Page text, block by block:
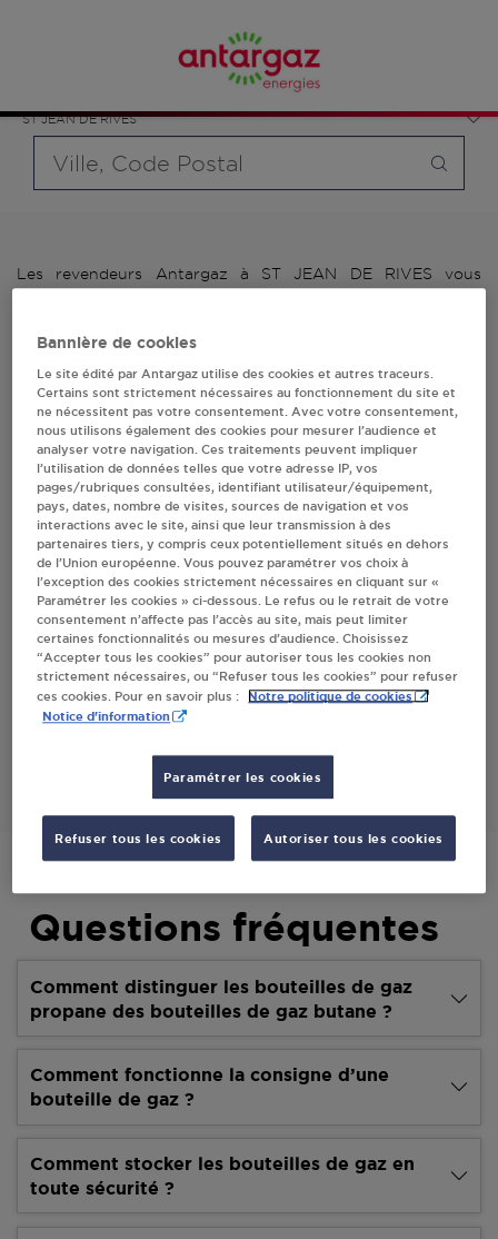
ST JEAN DE RIVES
bouteille souhaité et le type de point de vente (revendeur /
distributeur automatique de bouteilles de gaz ou station GPL
carburant)
Les revendeurs Antargaz à ST JEAN DE RIVES vous
des revendeurs Antargaz à ST JEAN DE RIVES, l'adresse, le
de bouteilles de gaz.
1 revendeur(s) Antargaz
à ST JEAN DE RIVES
Villes
MILHAVET THIERRY ERIC FRANCK ST JEAN
DE RIVES
1155 CHEMIN LES PONTIERS
81500ST JEAN DE RIVES
Questions fréquentes
Comment distinguer les bouteilles de gaz
propane des bouteilles de gaz butane ?
Comment fonctionne la consigne d’une
bouteille de gaz ?
Comment stocker les bouteilles de gaz en
toute sécurité ?
Bannière de cookies
Le site édité par Antargaz utilise des cookies et autres traceurs.
Certains sont strictement nécessaires au fonctionnement du site et
ne nécessitent pas votre consentement. Avec votre consentement,
nous utilisons également des cookies pour mesurer l’audience et
analyser votre navigation. Ces traitements peuvent impliquer
l’utilisation de données telles que votre adresse IP, vos
pages/rubriques consultées, identifiant utilisateur/équipement,
pays, dates, nombre de visites, sources de navigation et vos
interactions avec le site, ainsi que leur transmission à des
partenaires tiers, y compris ceux potentiellement situés en dehors
de l’Union européenne. Vous pouvez paramétrer vos choix à
l’exception des cookies strictement nécessaires en cliquant sur «
Paramétrer les cookies » ci-dessous. Le refus ou le retrait de votre
consentement n’affecte pas l’accès au site, mais peut limiter
certaines fonctionnalités ou mesures d’audience. Choisissez
“Accepter tous les cookies” pour autoriser tous les cookies non
strictement nécessaires, ou “Refuser tous les cookies” pour refuser
ces cookies. Pour en savoir plus :
Notre politique de cookies
Notice d'information
Paramétrer les cookies
Refuser tous les cookies Autoriser tous les cookies